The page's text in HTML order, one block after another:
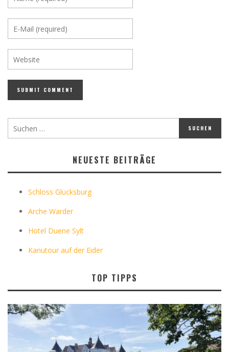
NEUESTE BEITRÄGE
Schloss Glücksburg
Arche Warder
Hotel Duene Sylt
Kanutour auf der Eider
TOP TIPPS